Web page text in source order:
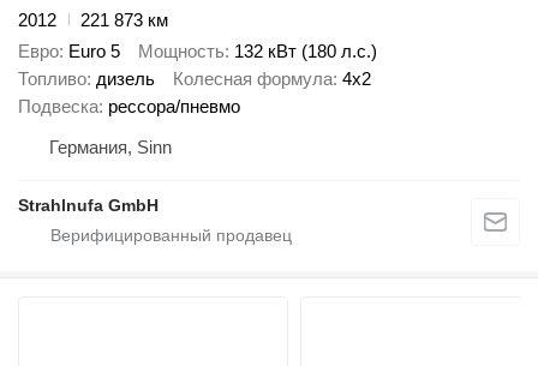
2012
221 873 км
Евро Euro 5 Мощность 132 кВт (180 л.с.)
Топливо дизель Колесная формула 4x2
Подвеска рессора/пневмо
Германия, Sinn
Strahlnufa GmbH